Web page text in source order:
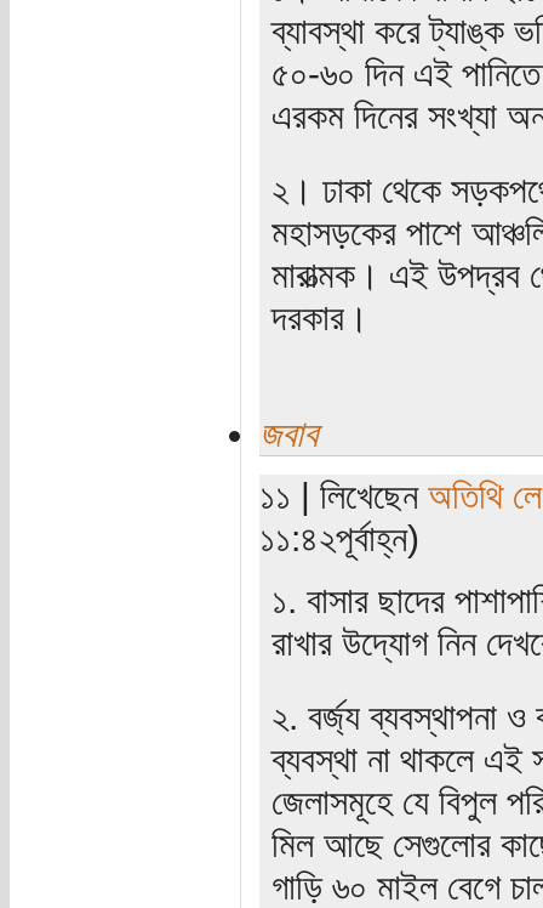
ব্যাবস্থা করে ট্যাঙ্ক
৫০-৬০ দিন এই
এরকম দিনের সংখ্যা
২। ঢাকা থেকে
মহাসড়কের পাশে
মারাত্মক। এই উপদ্রব
দরকার।
জবাব
১১ | লিখেছেন অতিথি
১১:৪২পূর্বাহ্ন)
১. বাসার ছাদের
রাখার উদ্যোগ নিন
২. বর্জ্য ব্যবস্থাপনা ও
ব্যবস্থা না থাকলে এই
জেলাসমূহে যে বিপুল
মিল আছে সেগুলোর
গাড়ি ৬০ মাইল বেগে